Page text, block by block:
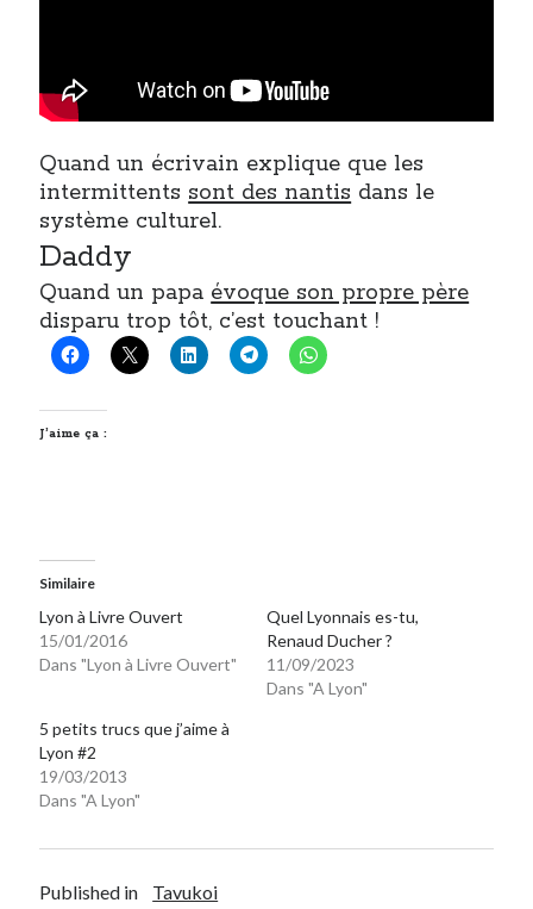
Quand un écrivain explique que les
intermittents sont des nantis dans le
système culturel.
Daddy
Quand un papa évoque son propre père
disparu trop tôt, c’est touchant !
J’aime ça :
Similaire
Lyon à Livre Ouvert
15/01/2016
Dans "Lyon à Livre Ouvert"
Quel Lyonnais es-tu,
Renaud Ducher ?
11/09/2023
Dans "A Lyon"
5 petits trucs que j’aime à
Lyon #2
19/03/2013
Dans "A Lyon"
Published in Tavukoi